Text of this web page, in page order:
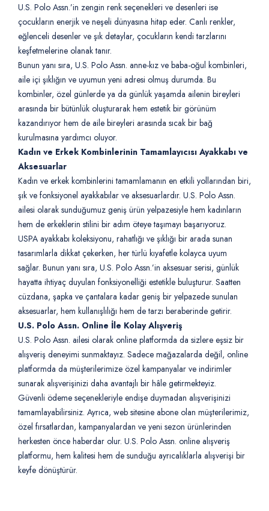
U.S. Polo Assn.’in zengin renk seçenekleri ve desenleri ise
çocukların enerjik ve neşeli dünyasına hitap eder. Canlı renkler,
eğlenceli desenler ve şık detaylar, çocukların kendi tarzlarını
keşfetmelerine olanak tanır.
Bunun yanı sıra, U.S. Polo Assn. anne-kız ve baba-oğul kombinleri,
aile içi şıklığın ve uyumun yeni adresi olmuş durumda. Bu
kombinler, özel günlerde ya da günlük yaşamda ailenin bireyleri
arasında bir bütünlük oluşturarak hem estetik bir görünüm
kazandırıyor hem de aile bireyleri arasında sıcak bir bağ
kurulmasına yardımcı oluyor.
Kadın ve Erkek Kombinlerinin Tamamlayıcısı Ayakkabı ve
Aksesuarlar
Kadın ve erkek kombinlerini tamamlamanın en etkili yollarından biri,
şık ve fonksiyonel ayakkabılar ve aksesuarlardır. U.S. Polo Assn.
ailesi olarak sunduğumuz geniş ürün yelpazesiyle hem kadınların
hem de erkeklerin stilini bir adım öteye taşımayı başarıyoruz.
USPA ayakkabı koleksiyonu, rahatlığı ve şıklığı bir arada sunan
tasarımlarla dikkat çekerken, her türlü kıyafetle kolayca uyum
sağlar. Bunun yanı sıra, U.S. Polo Assn.’in aksesuar serisi, günlük
hayatta ihtiyaç duyulan fonksiyonelliği estetikle buluşturur. Saatten
cüzdana, şapka ve çantalara kadar geniş bir yelpazede sunulan
aksesuarlar, hem kullanışlılığı hem de tarzı beraberinde getirir.
U.S. Polo Assn. Online İle Kolay Alışveriş
U.S. Polo Assn. ailesi olarak online platformda da sizlere eşsiz bir
alışveriş deneyimi sunmaktayız. Sadece mağazalarda değil, online
platformda da müşterilerimize özel kampanyalar ve indirimler
sunarak alışverişinizi daha avantajlı bir hâle getirmekteyiz.
Güvenli ödeme seçenekleriyle endişe duymadan alışverişinizi
tamamlayabilirsiniz. Ayrıca, web sitesine abone olan müşterilerimiz,
özel fırsatlardan, kampanyalardan ve yeni sezon ürünlerinden
herkesten önce haberdar olur. U.S. Polo Assn. online alışveriş
platformu, hem kalitesi hem de sunduğu ayrıcalıklarla alışverişi bir
keyfe dönüştürür.